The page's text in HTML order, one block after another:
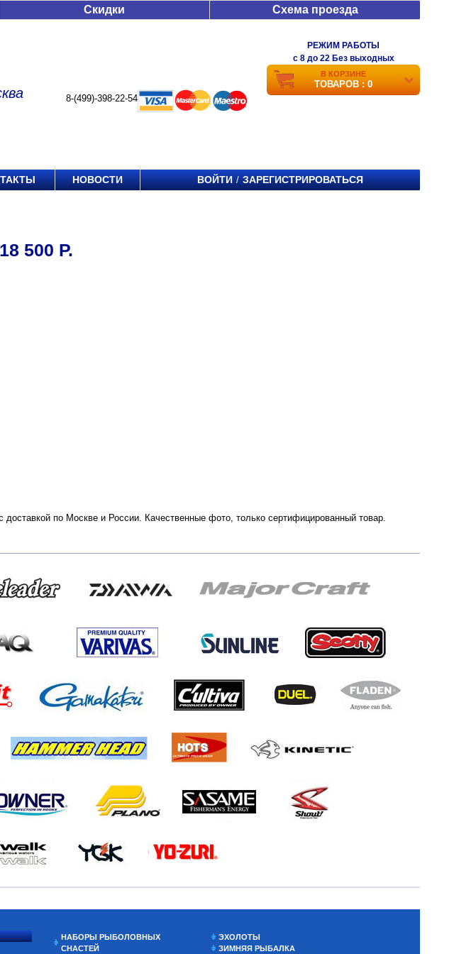
Скидки Схема проезда
8-(499)-398-22-54
РЕЖИМ РАБОТЫ
c 8 до 22 Без выходных
В КОРЗИНЕ
ТОВАРОВ : 0
НОВОСТИ ВОЙТИ / ЗАРЕГИСТРИРОВАТЬСЯ
500 Р.
доставкой по Москве и России. Качественные фото, только сертифицированный товар.
НАБОРЫ РЫБОЛОВНЫХ
СНАСТЕЙ
ЭХОЛОТЫ
ЗИМНЯЯ РЫБАЛКА